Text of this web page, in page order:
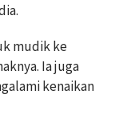
mudik ke
Ia juga
kenaikan